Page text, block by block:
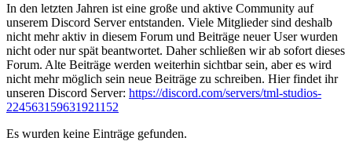
In den letzten Jahren ist eine große und aktive Community auf
unserem Discord Server entstanden. Viele Mitglieder sind deshalb
nicht mehr aktiv in diesem Forum und Beiträge neuer User wurden
nicht oder nur spät beantwortet. Daher schließen wir ab sofort dieses
Forum. Alte Beiträge werden weiterhin sichtbar sein, aber es wird
nicht mehr möglich sein neue Beiträge zu schreiben. Hier findet ihr
unseren Discord Server: https://discord.com/servers/tml-studios-
224563159631921152
Es wurden keine Einträge gefunden.